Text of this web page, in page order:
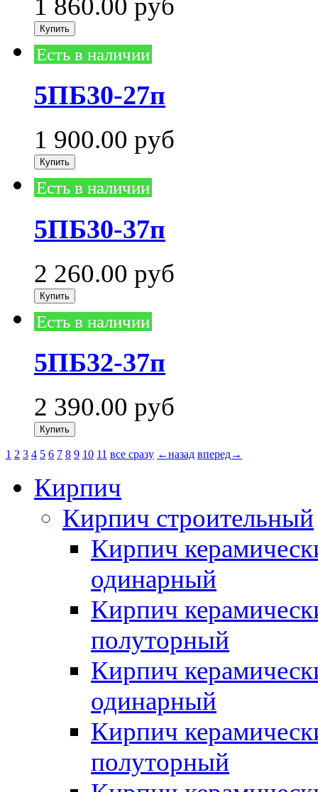
1 860.00 руб
Есть в наличии
5ПБ30-27п
1 900.00 руб
Есть в наличии
5ПБ30-37п
2 260.00 руб
Есть в наличии
5ПБ32-37п
2 390.00 руб
1 2 3 4 5 6 7 8 9 10 11 все сразу ←назад вперед→
Кирпич
Кирпич строительный
Кирпич
одинарный
Кирпич
полуторный
Кирпич
одинарный
Кирпич
полуторный